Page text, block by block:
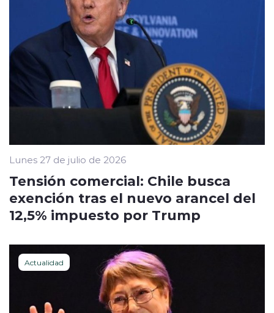
Lunes 27 de julio de 2026
Tensión comercial: Chile busca
exención tras el nuevo arancel del
12,5% impuesto por Trump
Actualidad